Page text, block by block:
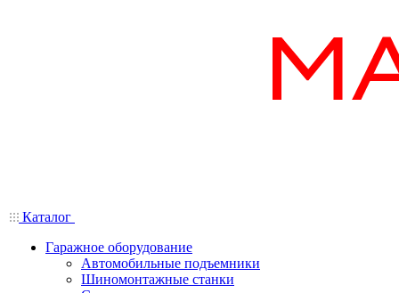
Каталог
Гаражное оборудование
Автомобильные подъемники
Шиномонтажные станки